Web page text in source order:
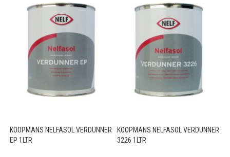
KOOPMANS NELFASOL VERDUNNER
EP 1LTR
KOOPMANS NELFASOL VERDUNNER
3226 1LTR